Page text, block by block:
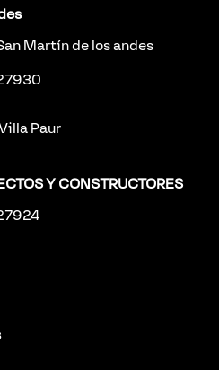
Martín de los andes
Paur
Y CONSTRUCTORES